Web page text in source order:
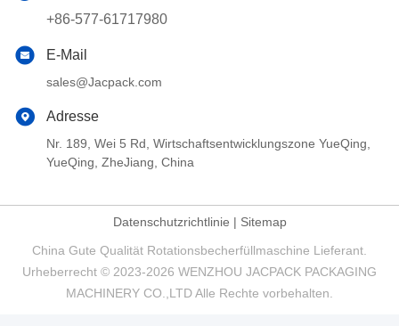
+86-577-61717980
E-Mail
sales@Jacpack.com
Adresse
Nr. 189, Wei 5 Rd, Wirtschaftsentwicklungszone YueQing,
YueQing, ZheJiang, China
Datenschutzrichtlinie | Sitemap
China Gute Qualität Rotationsbecherfüllmaschine Lieferant.
Urheberrecht © 2023-2026 WENZHOU JACPACK PACKAGING
MACHINERY CO.,LTD Alle Rechte vorbehalten.